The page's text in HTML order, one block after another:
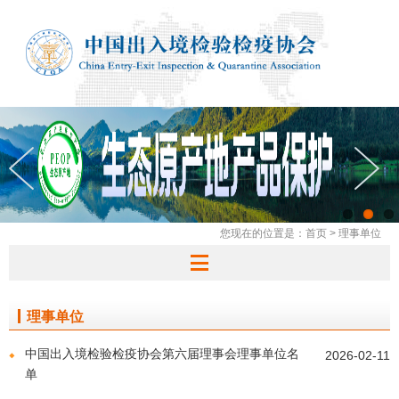
您现在的位置是： 首页 > 理事单位
理事单位
2026-02-11
中国出入境检验检疫协会第六届理事会理事单位名
单